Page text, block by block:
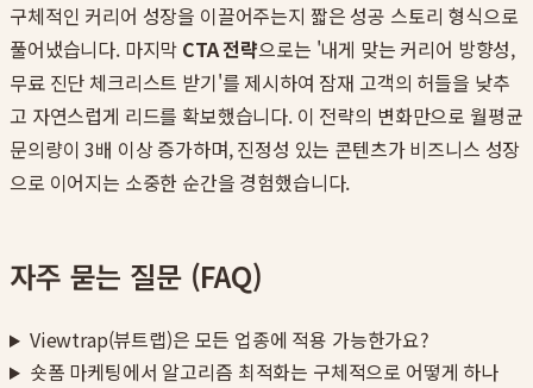
구체적인 커리어 성장을 이끌어주는지 짧은 성공 스토리 형식으로
풀어냈습니다. 마지막 CTA 전략으로는 '내게 맞는 커리어 방향성,
무료 진단 체크리스트 받기'를 제시하여 잠재 고객의 허들을 낮추
고 자연스럽게 리드를 확보했습니다. 이 전략의 변화만으로 월평균
문의량이 3배 이상 증가하며, 진정성 있는 콘텐츠가 비즈니스 성장
으로 이어지는 소중한 순간을 경험했습니다.
자주 묻는 질문 (FAQ)
Viewtrap(뷰트랩)은 모든 업종에 적용 가능한가요?
숏폼 마케팅에서 알고리즘 최적화는 구체적으로 어떻게 하나